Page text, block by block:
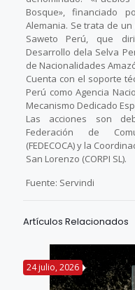
Bosque», financiado
Alemania. Se trata de
Saweto Perú, que
Desarrollo dela Selva
de Nacionalidades
Cuenta con el soporte
Perú como Agencia
Mecanismo Dedicado
Las acciones son
Federación de
(FEDECOCA) y la
San Lorenzo (CORPI SL).
Fuente: Servindi
Artículos Relacionados
24 julio, 2026